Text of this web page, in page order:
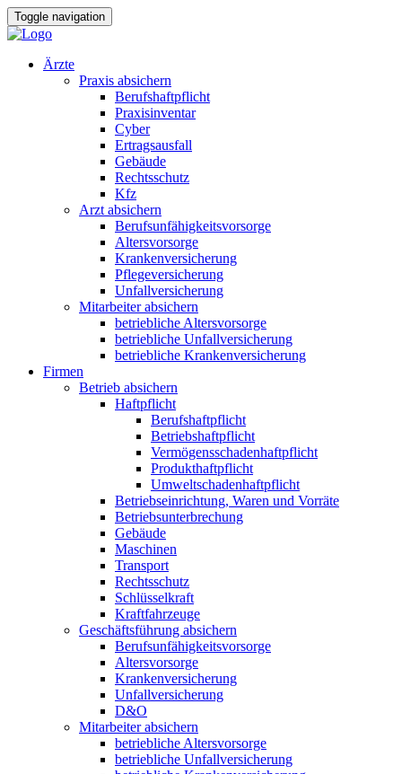
Toggle navigation
Ärzte
Praxis absichern
Berufshaftpflicht
Praxisinventar
Cyber
Ertragsausfall
Gebäude
Rechtsschutz
Kfz
Arzt absichern
Berufsunfähigkeitsvorsorge
Altersvorsorge
Krankenversicherung
Pflegeversicherung
Unfallversicherung
Mitarbeiter absichern
betriebliche Altersvorsorge
betriebliche Unfallversicherung
betriebliche Krankenversicherung
Firmen
Betrieb absichern
Haftpflicht
Berufshaftpflicht
Betriebshaftpflicht
Vermögensschadenhaftpflicht
Produkthaftpflicht
Umweltschadenhaftpflicht
Betriebseinrichtung, Waren und Vorräte
Betriebsunterbrechung
Gebäude
Maschinen
Transport
Rechtsschutz
Schlüsselkraft
Kraftfahrzeuge
Geschäftsführung absichern
Berufsunfähigkeitsvorsorge
Altersvorsorge
Krankenversicherung
Unfallversicherung
D&O
Mitarbeiter absichern
betriebliche Altersvorsorge
betriebliche Unfallversicherung